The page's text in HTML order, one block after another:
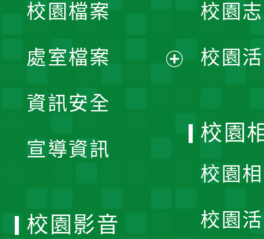
單
校園檔案
處室檔案
資訊安全
宣導資訊
校園
校園
校園
校園
校園
校園影音